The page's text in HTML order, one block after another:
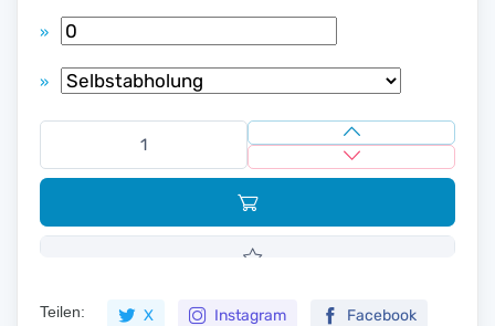
»
»
Teilen: X Instagram Facebook